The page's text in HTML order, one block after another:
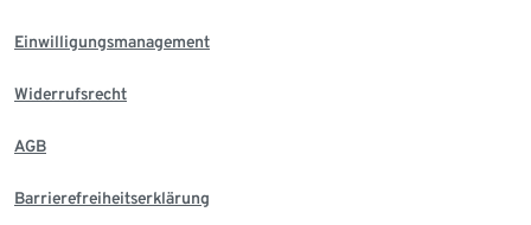
Einwilligungsmanagement
Widerrufsrecht
AGB
Barrierefreiheitserklärung